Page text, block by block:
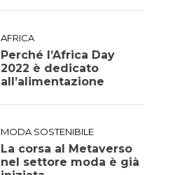
AFRICA
Perché l’Africa Day
2022 è dedicato
all’alimentazione
MODA SOSTENIBILE
La corsa al Metaverso
nel settore moda è già